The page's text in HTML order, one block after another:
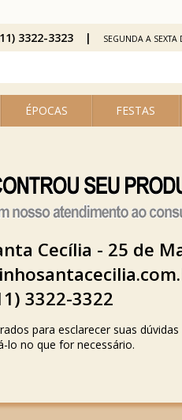
ÉPOCAS FESTAS
3322-3323 SEGUNDA A
Cecília - 25 de
3322-3322
para esclarecer suas dúvidas
lo no que for necessário.